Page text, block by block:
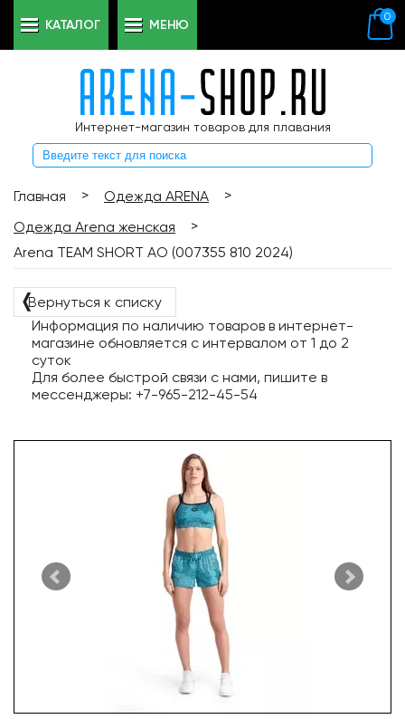
Интернет-магазин товаров для плавания
0
КАТАЛОГ МЕНЮ
Главная > Одежда ARENA
>
Одежда Arena женская
>
Arena TEAM SHORT AO (007355 810 2024)
❬Вернуться к списку
Информация по наличию товаров в интернет-
магазине обновляется с интервалом от 1 до 2
суток
Для более быстрой связи с нами, пишите в
мессенджеры: +7-965-212-45-54